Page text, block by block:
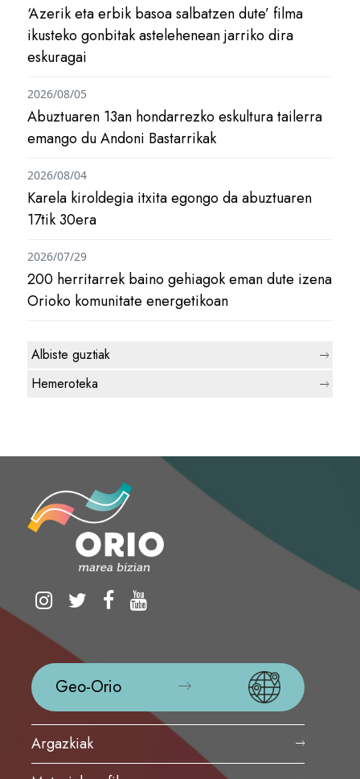
‘Azerik eta erbik basoa salbatzen dute’ filma
ikusteko gonbitak astelehenean jarriko dira
eskuragai
Abuztuaren 13an hondarrezko eskultura tailerra
emango du Andoni Bastarrikak
2026/08/05
Karela kiroldegia itxita egongo da abuztuaren
17tik 30era
2026/08/04
200 herritarrek baino gehiagok eman dute izena
Orioko komunitate energetikoan
2026/07/29
Albiste guztiak
Hemeroteka
Geo-Orio
Argazkiak